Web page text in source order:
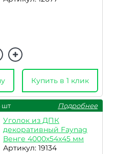
Купить в 1 клик
шт Подробнее
Уголок из ДПК
декоративный Faynag
Венге 4000х54х45 мм
Артикул: 19134